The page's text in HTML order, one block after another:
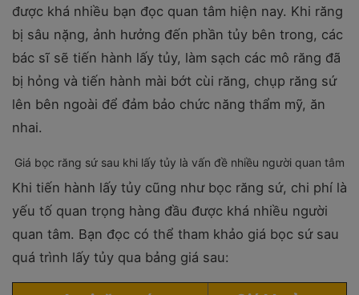
được khá nhiều bạn đọc quan tâm hiện nay. Khi răng
bị sâu nặng, ảnh hưởng đến phần tủy bên trong, các
bác sĩ sẽ tiến hành lấy tủy, làm sạch các mô răng đã
bị hỏng và tiến hành mài bớt cùi răng, chụp răng sứ
lên bên ngoài để đảm bảo chức năng thẩm mỹ, ăn
nhai.
Giá bọc răng sứ sau khi lấy tủy là vấn đề nhiều người quan tâm
Khi tiến hành lấy tủy cũng như bọc răng sứ, chi phí là
yếu tố quan trọng hàng đầu được khá nhiều người
quan tâm. Bạn đọc có thể tham khảo giá bọc sứ sau
quá trình lấy tủy qua bảng giá sau: